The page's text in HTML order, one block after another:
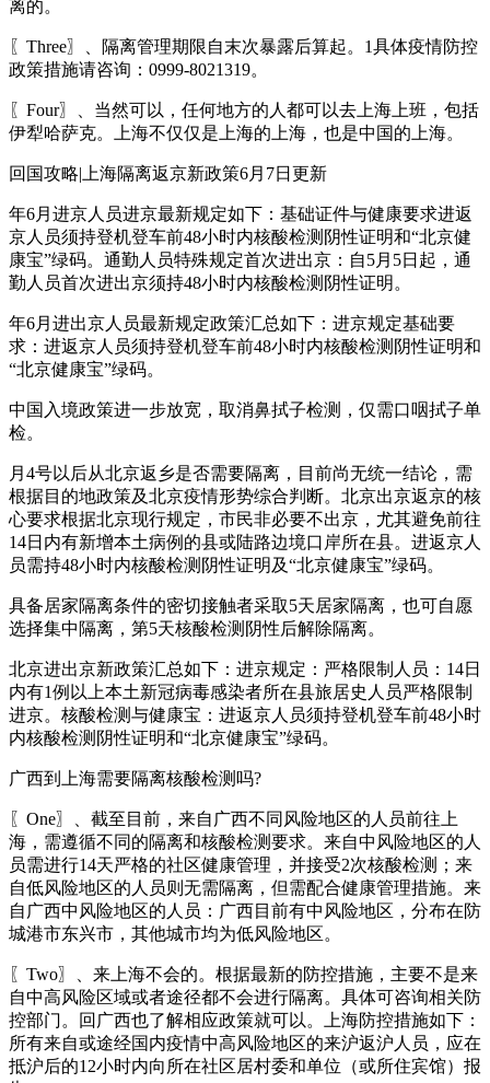
离的。
〖Three〗、隔离管理期限自末次暴露后算起。1具体疫情防控
政策措施请咨询：0999-8021319。
〖Four〗、当然可以，任何地方的人都可以去上海上班，包括
伊犁哈萨克。上海不仅仅是上海的上海，也是中国的上海。
回国攻略|上海隔离返京新政策6月7日更新
年6月进京人员进京最新规定如下：基础证件与健康要求进返
京人员须持登机登车前48小时内核酸检测阴性证明和“北京健
康宝”绿码。通勤人员特殊规定首次进出京：自5月5日起，通
勤人员首次进出京须持48小时内核酸检测阴性证明。
年6月进出京人员最新规定政策汇总如下：进京规定基础要
求：进返京人员须持登机登车前48小时内核酸检测阴性证明和
“北京健康宝”绿码。
中国入境政策进一步放宽，取消鼻拭子检测，仅需口咽拭子单
检。
月4号以后从北京返乡是否需要隔离，目前尚无统一结论，需
根据目的地政策及北京疫情形势综合判断。北京出京返京的核
心要求根据北京现行规定，市民非必要不出京，尤其避免前往
14日内有新增本土病例的县或陆路边境口岸所在县。进返京人
员需持48小时内核酸检测阴性证明及“北京健康宝”绿码。
具备居家隔离条件的密切接触者采取5天居家隔离，也可自愿
选择集中隔离，第5天核酸检测阴性后解除隔离。
北京进出京新政策汇总如下：进京规定：严格限制人员：14日
内有1例以上本土新冠病毒感染者所在县旅居史人员严格限制
进京。核酸检测与健康宝：进返京人员须持登机登车前48小时
内核酸检测阴性证明和“北京健康宝”绿码。
广西到上海需要隔离核酸检测吗?
〖One〗、截至目前，来自广西不同风险地区的人员前往上
海，需遵循不同的隔离和核酸检测要求。来自中风险地区的人
员需进行14天严格的社区健康管理，并接受2次核酸检测；来
自低风险地区的人员则无需隔离，但需配合健康管理措施。来
自广西中风险地区的人员：广西目前有中风险地区，分布在防
城港市东兴市，其他城市均为低风险地区。
〖Two〗、来上海不会的。根据最新的防控措施，主要不是来
自中高风险区域或者途径都不会进行隔离。具体可咨询相关防
控部门。回广西也了解相应政策就可以。上海防控措施如下：
所有来自或途经国内疫情中高风险地区的来沪返沪人员，应在
抵沪后的12小时内向所在社区居村委和单位（或所住宾馆）报